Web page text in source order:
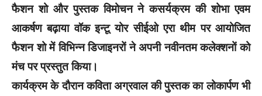
फैशन शो और पुस्तक विमोचन ने कसर्यक्रम की शोभा एवम
आकर्षण बढ़ाया वॉक इन्टू योर सीईओ एरा थीम पर आयोजित
फैशन शो में विभिन्न डिजाइनरों ने अपनी नवीनतम कलेक्शनों को
मंच पर प्रस्तुत किया।
कार्यक्रम के दौरान कविता अग्रवाल की पुस्तक का लोकार्पण भी